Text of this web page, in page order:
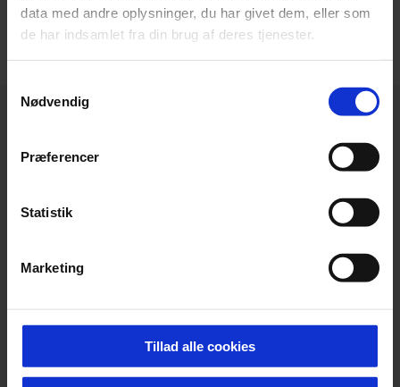
data med andre oplysninger, du har givet dem, eller som
de har indsamlet fra din brug af deres tjenester.
Nødvendig
Præferencer
Statistik
Marketing
Tillad alle cookies